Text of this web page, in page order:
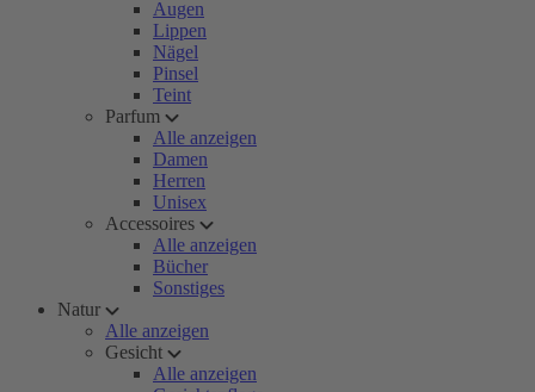
Augen
Lippen
Nägel
Pinsel
Teint
Parfum
Alle anzeigen
Damen
Herren
Unisex
Accessoires
Alle anzeigen
Bücher
Sonstiges
Natur
Alle anzeigen
Gesicht
Alle anzeigen